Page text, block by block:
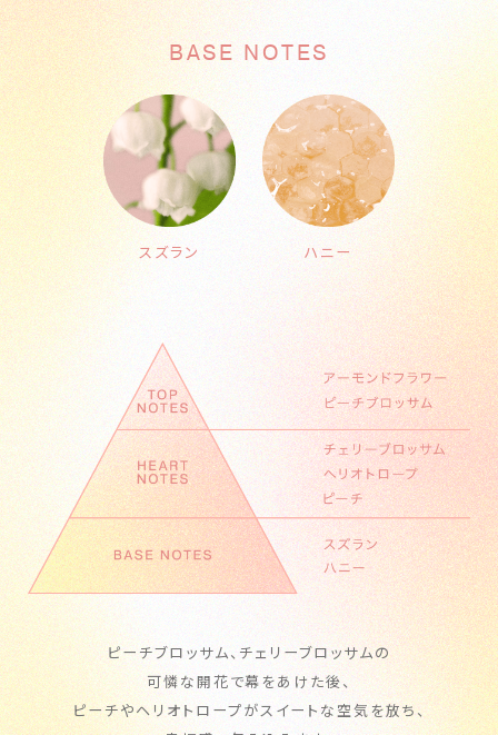
BASE NOTES
スズラン ハニー
ピーチブロッサム、チェリーブロッサムの
可憐な開花で幕をあけた後、
ピーチやヘリオトロープがスイートな空気を放ち、